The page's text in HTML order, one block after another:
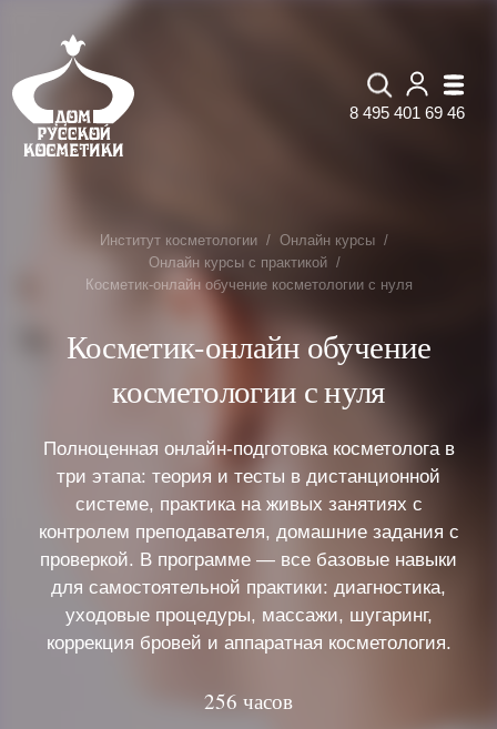
8 495 401 69 46
Институт косметологии
Онлайн курсы
Онлайн курсы с практикой
Косметик-онлайн обучение косметологии с нуля
Косметик-онлайн обучение
косметологии с нуля
Полноценная онлайн-подготовка косметолога в
три этапа: теория и тесты в дистанционной
системе, практика на живых занятиях с
контролем преподавателя, домашние задания с
проверкой. В программе — все базовые навыки
для самостоятельной практики: диагностика,
уходовые процедуры, массажи, шугаринг,
коррекция бровей и аппаратная косметология.
256 часов